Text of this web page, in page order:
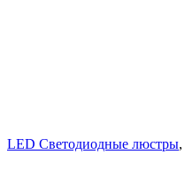
LED Светодиодные люстры,